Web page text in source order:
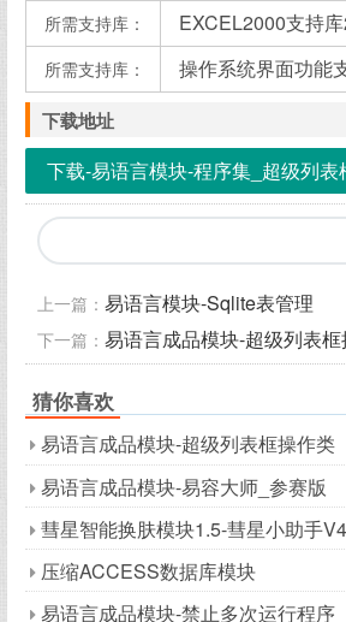
所需支持库： EXCEL2000支持库
所需支持库： 操作系统界面功能
下载地址
下载-易语言模块-程序集_超级列
上一篇： 易语言模块-Sqlite表管理
下一篇： 易语言成品模块-超级列表
猜你喜欢
易语言成品模块-超级列表框操作类
易语言成品模块-易容大师_参赛版
彗星智能换肤模块1.5-彗星小助手
压缩ACCESS数据库模块
易语言成品模块-禁止多次运行程序